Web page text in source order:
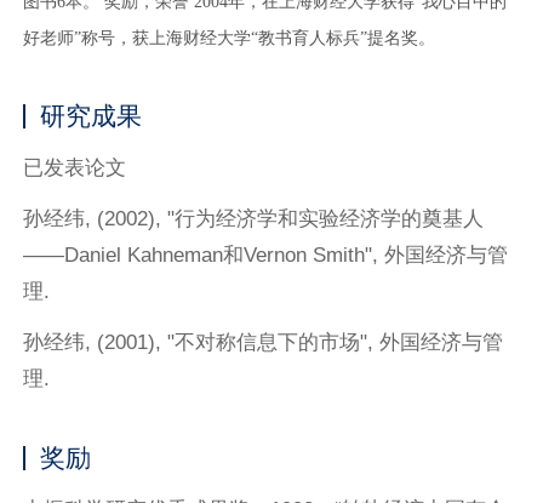
好老师”称号，获上海财经大学“教书育人标兵”提名奖。
研究成果
已发表论文
孙经纬, (2002), "行为经济学和实验经济学的奠基人
——Daniel Kahneman和Vernon Smith", 外国经济与管
理.
孙经纬, (2001), "不对称信息下的市场", 外国经济与管
理.
奖励